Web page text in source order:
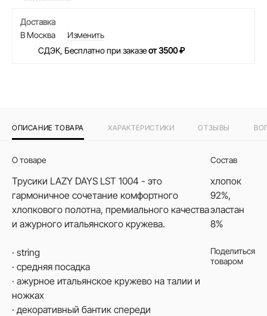
Доставка
В Москва
Изменить
СДЭК, Бесплатно при заказеот 3500 ₽
ОПИСАНИЕ ТОВАРА ХАРАКТЕРИСТИКИ ОТЗЫВЫ
О товаре
Трусики LAZY DAYS LST 1004 - это
гармоничное сочетание комфортного
хлопкового полотна, премиального качества
и ажурного итальянского кружева.
· string
· средняя посадка
· ажурное итальянское кружево на талии и
ножках
· декоративный бантик спереди
Состав
хлопок
92%,
эластан
8%
Поделиться
товаром